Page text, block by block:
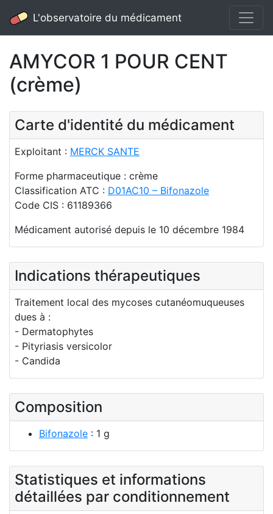
L'observatoire du médicament
AMYCOR 1 POUR CENT
(crème)
Carte d'identité du médicament
Exploitant : MERCK SANTE
Forme pharmaceutique : crème
Classification ATC : D01AC10 – Bifonazole
Code CIS : 61189366
Médicament autorisé depuis le 10 décembre 1984
Indications thérapeutiques
Traitement local des mycoses cutanéomuqueuses
dues à :
- Dermatophytes
- Pityriasis versicolor
- Candida
Composition
Bifonazole : 1 g
Statistiques et informations
détaillées par conditionnement